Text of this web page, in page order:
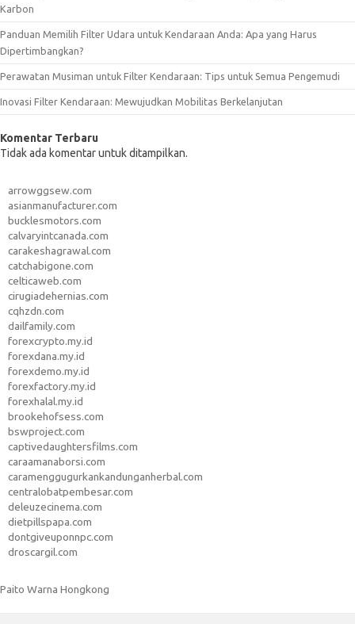
Karbon
Panduan Memilih Filter Udara untuk Kendaraan Anda: Apa yang Harus
Dipertimbangkan?
Perawatan Musiman untuk Filter Kendaraan: Tips untuk Semua Pengemudi
Inovasi Filter Kendaraan: Mewujudkan Mobilitas Berkelanjutan
Komentar Terbaru
Tidak ada komentar untuk ditampilkan.
arrowggsew.com
asianmanufacturer.com
bucklesmotors.com
calvaryintcanada.com
carakeshagrawal.com
catchabigone.com
celticaweb.com
cirugiadehernias.com
cqhzdn.com
dailfamily.com
forexcrypto.my.id
forexdana.my.id
forexdemo.my.id
forexfactory.my.id
forexhalal.my.id
brookehofsess.com
bswproject.com
captivedaughtersfilms.com
caraamanaborsi.com
caramenggugurkankandunganherbal.com
centralobatpembesar.com
deleuzecinema.com
dietpillspapa.com
dontgiveuponnpc.com
droscargil.com
Paito Warna Hongkong